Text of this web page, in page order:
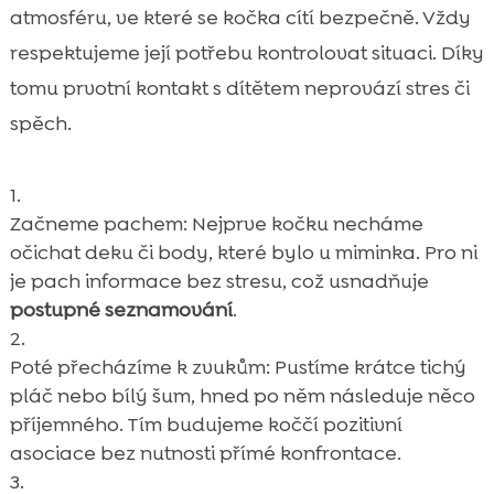
atmosféru, ve které se kočka cítí bezpečně. Vždy
respektujeme její potřebu kontrolovat situaci. Díky
tomu prvotní kontakt s dítětem neprovází stres či
spěch.
Začneme pachem: Nejprve kočku necháme
očichat deku či body, které bylo u miminka. Pro ni
je pach informace bez stresu, což usnadňuje
postupné seznamování.
Poté přecházíme k zvukům: Pustíme krátce tichý
pláč nebo bílý šum, hned po něm následuje něco
příjemného. Tím budujeme koččí pozitivní
asociace bez nutnosti přímé konfrontace.